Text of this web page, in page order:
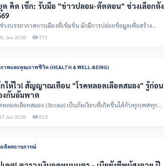
ด คิด เช็ก: รับมือ "ข่าวปลอม-ตัดตอน" ช่วงเลือกตั้ง
วงบรรยากาศการเมืองที่เข้มข้น มักมีการปล่อยข้อมูลเพื่อสร้าง
มสับสนหรือทำลาย...
Jan 2026 771
าพและคุณภาพชีวิต (HEALTH & WELL-BEING)
กให้ไว! สัญญาณเตือน "โรคหลอดเลือดสมอง" รู้ก่อน
งกันอัมพาต
หลอดเลือดสมอง (Stroke) เป็นภัยเงียบที่เกิดขึ้นได้กับทุกเพศทุกวัย
เป็นสาเหต...
Jan 2026 823
ะติดสถานการณ์